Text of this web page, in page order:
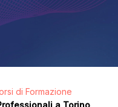
di Formazione
a Torino